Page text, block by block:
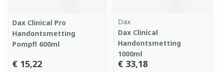
Dax Clinical Pro
Handontsmetting
Pompfl 600ml
€ 15,22
Dax
Dax Clinical
Handontsmetting
1000ml
€ 33,18